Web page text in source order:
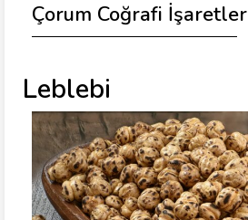
Çorum Coğrafi İşaretler
Leblebi